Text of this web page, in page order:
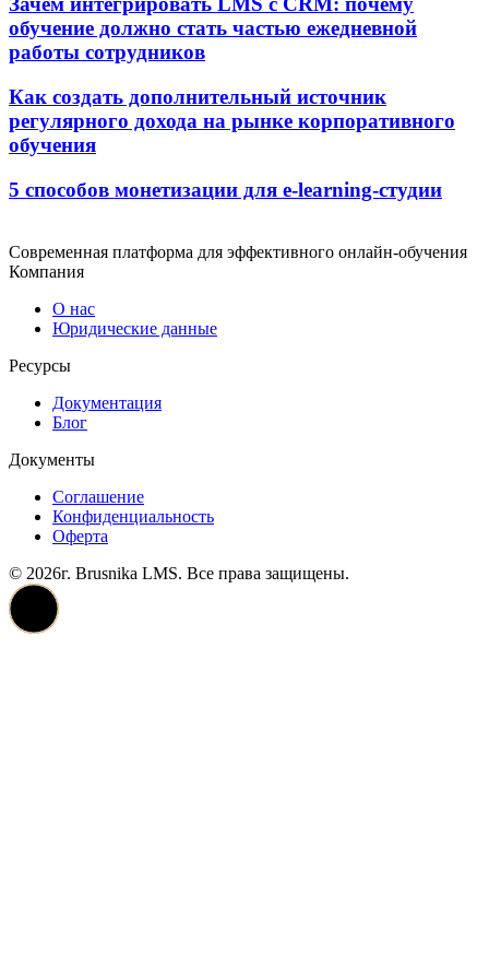
обучение должно стать частью ежедневной
работы сотрудников
Как создать дополнительный источник
регулярного дохода на рынке корпоративного
обучения
5 способов монетизации для e-learning-студии
Современная платформа для эффективного онлайн-обучения
Компания
О нас
Юридические данные
Ресурсы
Документация
Блог
Документы
Соглашение
Конфиденциальность
Оферта
© 2026г. Brusnika LMS. Все права защищены.